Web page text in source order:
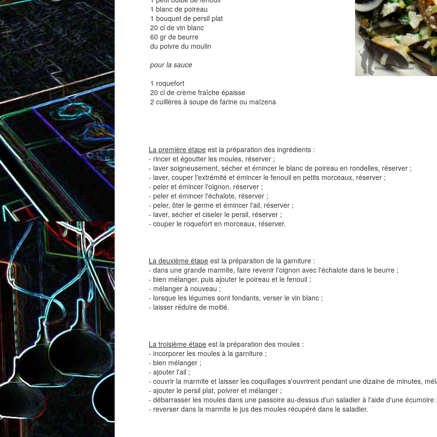
1 blanc de poireau
1 bouquet de persil plat
20 cl de vin blanc
60 gr de beurre
du poivre du moulin
pour la sauce
1 roquefort
20 cl de crème fraîche épaisse
2 cuillères à soupe de farine ou maïzena
La première étape est la préparation des ingrédients :
- rincer et égoutter les moules, réserver ;
- laver soigneusement, sécher et émincer le blanc de poireau en rondelles, réserver ;
- laver, couper l'extrémité et émincer le fenouil en petits morceaux, réserver ;
- peler et émincer l'oignon, réserver ;
- peler et émincer l'échalote, réserver ;
- peler, ôter le germe et émincer l'ail, réserver ;
- laver, sécher et ciseler le persil, réserver ;
- couper le roquefort en morceaux, réserver.
La deuxième étape est la préparation de la garniture :
- dans une grande marmite, faire revenir l'oignon avec l'échalote dans le beurre ;
- bien mélanger, puis ajouter le poireau et le fenouil ;
- mélanger à nouveau ;
- lorsque les légumes sont fondants, verser le vin blanc ;
- laisser réduire de moitié.
La troisième étape est la préparation des moules :
- incorporer les moules à la garniture ;
- bien mélanger ;
- ajouter l'ail ;
- couvrir la marmite et laisser les coquillages s'ouvrirent pendant une dizaine de minutes,
- ajouter le persil plat, poivrer et mélanger ;
- débarrasser les moules dans une passoire au-dessus d'un saladier à l'aide d'une écumoire ;
- reverser dans la marmite le jus des moules récupéré dans le saladier.
Tatin de tomates cerises à la
tapenade
Pizza au speck et au
camembert Tarte à la
noisettes
Brownie au chocolat recouvert
de marshmallows fondus Tapenade verte aux amandes Quiche aux 3 fromages Pizza au
Salade de lentilles au céleri
branche et à la carotte
Salade de radis, à l’orange et
2